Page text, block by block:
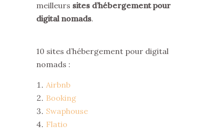
meilleurs sites d’hébergement pour
digital nomads.
10 sites d’hébergement pour digital
nomads :
Airbnb
Booking
Swaphouse
Flatio